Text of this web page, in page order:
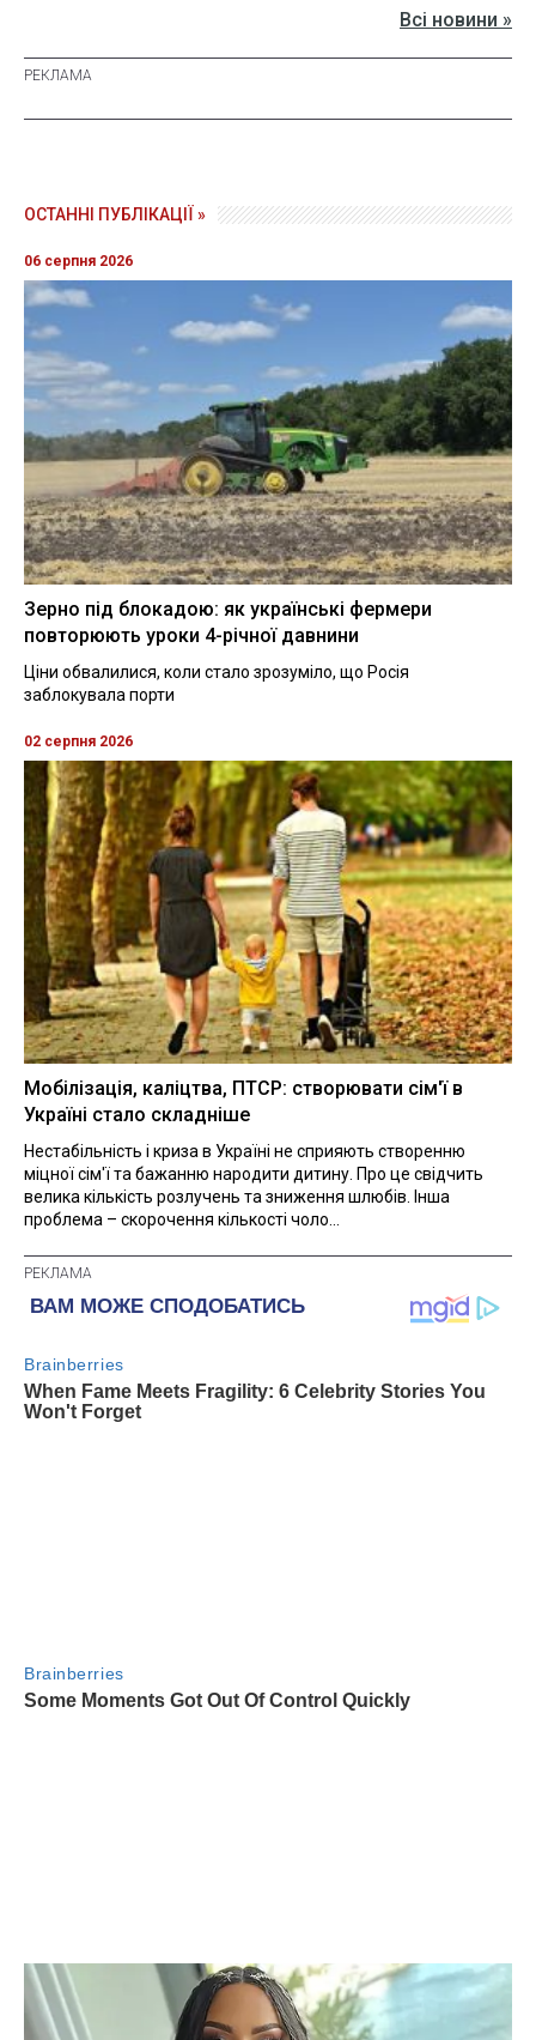
Всі новини »
ОСТАННІ ПУБЛІКАЦІЇ »
06 серпня 2026
Зерно під блокадою: як українські фермери
повторюють уроки 4-річної давнини
Ціни обвалилися, коли стало зрозуміло, що Росія
заблокувала порти
02 серпня 2026
Мобілізація, каліцтва, ПТСР: створювати сім'ї в
Україні стало складніше
Нестабільність і криза в Україні не сприяють створенню
міцної сім'ї та бажанню народити дитину. Про це свідчить
велика кількість розлучень та зниження шлюбів. Інша
проблема – скорочення кількості чоло...